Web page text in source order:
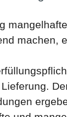
machen,